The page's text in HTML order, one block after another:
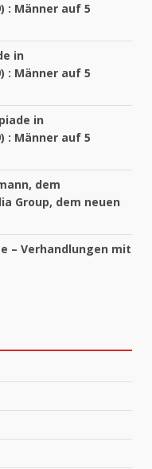
: Männer auf 5
in
: Männer auf 5
in
: Männer auf 5
dem
Group, dem neuen
– Verhandlungen mit